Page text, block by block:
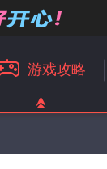
游戏攻略